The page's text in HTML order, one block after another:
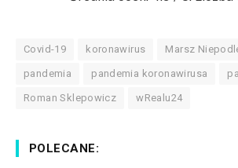
Covid-19 koronawirus Marsz
pandemia pandemia koronawirusa
Roman Sklepowicz wRealu24
POLECANE: